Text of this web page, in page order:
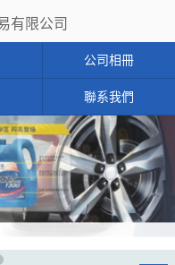
有限公司
公司相冊
聯系我們